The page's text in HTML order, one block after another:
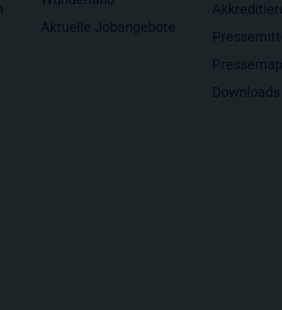
Aktuelle Jobangebote
Downloads